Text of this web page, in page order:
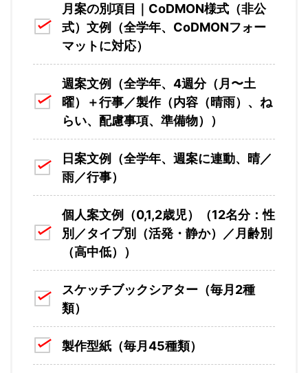
月案の別項目｜CoDMON様式（非公
式）文例（全学年、CoDMONフォー
マットに対応）
週案文例（全学年、4週分（月〜土
曜）＋行事／製作（内容（晴雨）、ね
らい、配慮事項、準備物））
日案文例（全学年、週案に連動、晴／
雨／行事）
個人案文例（0,1,2歳児）（12名分：性
別／タイプ別（活発・静か）／月齢別
（高中低））
スケッチブックシアター（毎月2種
類）
製作型紙（毎月45種類）